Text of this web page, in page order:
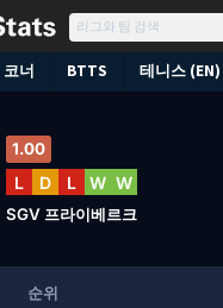
코너 BTTS 테니스 (EN)
1.00
L D L W W
SGV 프라이베르크
순위